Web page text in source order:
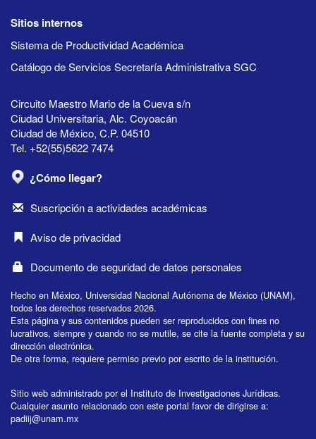
Sitios internos
Sistema de Productividad Académica
Catálogo de Servicios Secretaría Administrativa SGC
Circuito Maestro Mario de la Cueva s/n
Ciudad Universitaria, Alc. Coyoacán
Ciudad de México, C.P. 04510
Tel. +52(55)5622 7474
¿Cómo llegar?
Suscripción a actividades académicas
Aviso de privacidad
Documento de seguridad de datos personales
Hecho en México, Universidad Nacional Autónoma de México (UNAM),
todos los derechos reservados 2026.
Esta página y sus contenidos pueden ser reproducidos con fines no
lucrativos, siempre y cuando no se mutile, se cite la fuente completa y su
dirección electrónica.
De otra forma, requiere permiso previo por escrito de la institución.
Sitio web administrado por el Instituto de Investigaciones Jurídicas.
Cualquier asunto relacionado con este portal favor de dirigirse a:
padiij@unam.mx